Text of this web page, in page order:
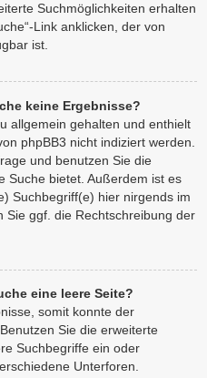
Suchmöglichkeiten erhalten
Link anklicken, der von
ist.
keine Ergebnisse?
allgemein gehalten und enthielt
phpBB3 nicht indiziert werden.
und benutzen Sie die
Suche bietet. Außerdem ist es
Suchbegriff(e) hier nirgends im
Sie ggf. die Rechtschreibung der
eine leere Seite?
somit konnte der
Sie die erweiterte
Suchbegriffe ein oder
Unterforen.